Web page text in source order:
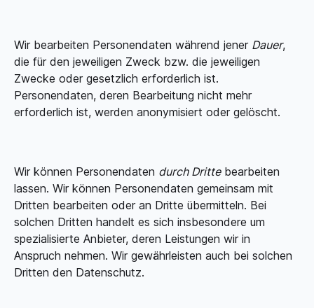
Wir bearbeiten Personendaten während jener Dauer,
die für den jeweiligen Zweck bzw. die jeweiligen
Zwecke oder gesetzlich erforderlich ist.
Personendaten, deren Bearbeitung nicht mehr
erforderlich ist, werden anonymisiert oder gelöscht.
Wir können Personendaten durch Drittebearbeiten
lassen. Wir können Personendaten gemeinsam mit
Dritten bearbeiten oder an Dritte übermitteln. Bei
solchen Dritten handelt es sich insbesondere um
spezialisierte Anbieter, deren Leistungen wir in
Anspruch nehmen. Wir gewährleisten auch bei solchen
Dritten den Datenschutz.